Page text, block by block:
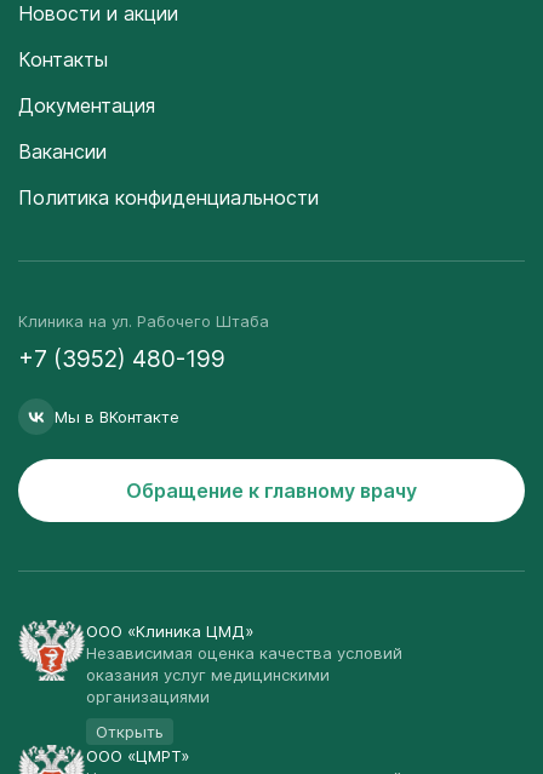
Новости и акции
Контакты
Документация
Вакансии
Политика конфиденциальности
Клиника на ул. Рабочего Штаба
+7 (3952) 480-199
Мы в ВКонтакте
Обращение к главному врачу
ООО «Клиника ЦМД»
Независимая оценка качества условий
оказания услуг медицинскими
организациями
Открыть
ООО «ЦМРТ»